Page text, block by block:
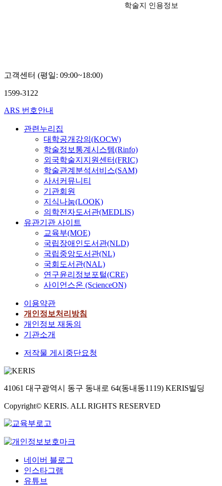
학술지 인용정보
고객센터 (평일: 09:00~18:00)
1599-3122
ARS 번호안내
관련누리집
대학공개강의(KOCW)
학술정보통계시스템(Rinfo)
외국학술지지원센터(FRIC)
학술관계분석서비스(SAM)
사서커뮤니티
기관회원
지식나눔(LOOK)
의학전자도서관(MEDLIS)
유관기관 사이트
교육부(MOE)
국립장애인도서관(NLD)
국립중앙도서관(NL)
국회도서관(NAL)
연구윤리정보포털(CRE)
사이언스온 (ScienceON)
이용약관
개인정보처리방침
개인정보 재동의
기관소개
저작물 게시중단요청
41061 대구광역시 동구 동내로 64(동내동1119) KERIS빌딩
Copyright© KERIS. ALL RIGHTS RESERVED
네이버 블로그
인스타그램
유튜브